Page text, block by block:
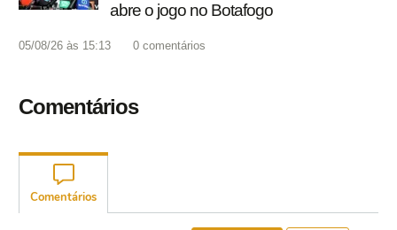
abre o jogo no Botafogo
05/08/26 às 15:13 0 comentários
Comentários